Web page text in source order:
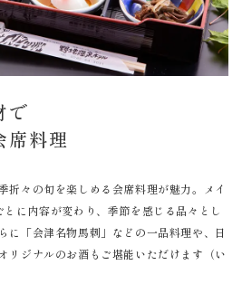
で
席料理
折々の旬を楽しめる会席料理が魅力。メイ
に内容が変わり、季節を感じる品々とし
に「会津名物馬刺」などの一品料理や、日
リジナルのお酒もご堪能いただけます（い